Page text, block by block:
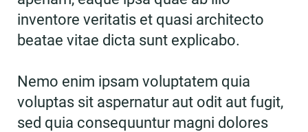
inventore veritatis et quasi architecto
beatae vitae dicta sunt explicabo.
Nemo enim ipsam voluptatem quia
voluptas sit aspernatur aut odit aut fugit,
sed quia consequuntur magni dolores